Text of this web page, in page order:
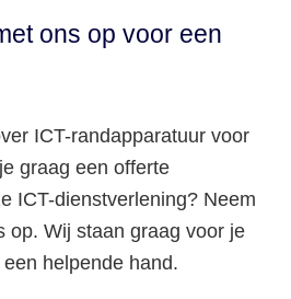
ons op voor een
ICT-randapparatuur voor
graag een offerte
ICT-dienstverlening? Neem
op. Wij staan graag voor je
helpende hand.